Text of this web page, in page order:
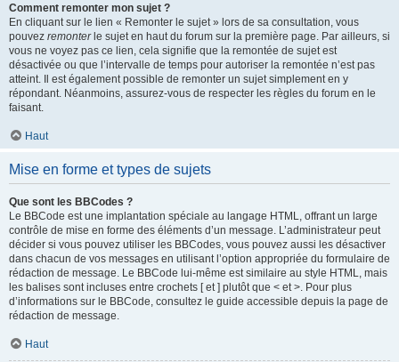
Comment remonter mon sujet ?
En cliquant sur le lien « Remonter le sujet » lors de sa consultation, vous
pouvez remonterle sujet en haut du forum sur la première page. Par ailleurs, si
vous ne voyez pas ce lien, cela signifie que la remontée de sujet est
désactivée ou que l’intervalle de temps pour autoriser la remontée n’est pas
atteint. Il est également possible de remonter un sujet simplement en y
répondant. Néanmoins, assurez-vous de respecter les règles du forum en le
faisant.
Haut
Mise en forme et types de sujets
Que sont les BBCodes ?
Le BBCode est une implantation spéciale au langage HTML, offrant un large
contrôle de mise en forme des éléments d’un message. L’administrateur peut
décider si vous pouvez utiliser les BBCodes, vous pouvez aussi les désactiver
dans chacun de vos messages en utilisant l’option appropriée du formulaire de
rédaction de message. Le BBCode lui-même est similaire au style HTML, mais
les balises sont incluses entre crochets [ et ] plutôt que < et >. Pour plus
d’informations sur le BBCode, consultez le guide accessible depuis la page de
rédaction de message.
Haut